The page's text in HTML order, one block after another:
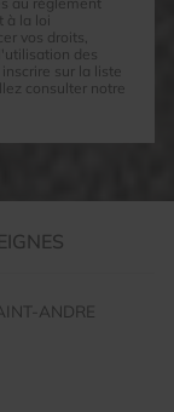
à la loi
vos droits,
des
sur la liste
consulter notre
ANDRE